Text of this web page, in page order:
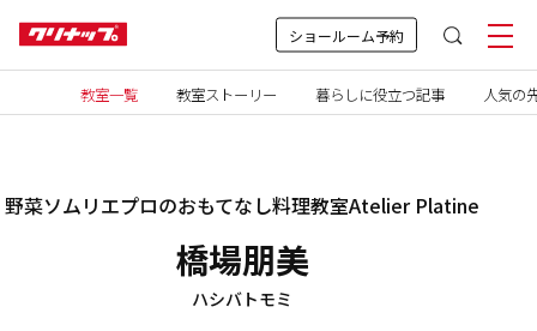
ショールーム予約
教室一覧 教室ストーリー 暮らしに役立つ記事 人気の
野菜ソムリエプロのおもてなし料理教室Atelier Platine
橋場朋美
ハシバトモミ